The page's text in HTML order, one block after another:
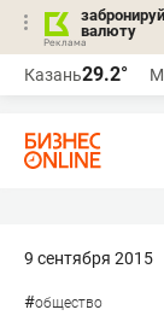
забронируй
валюту
Казань29.2°
9 сентября 2015
#общество